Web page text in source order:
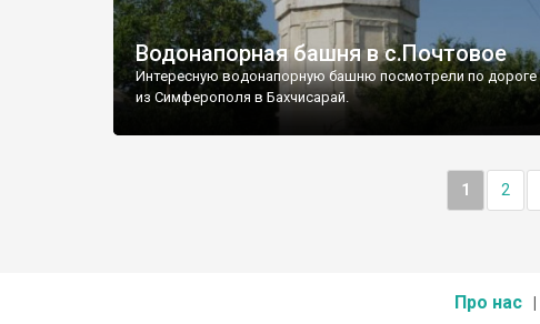
Водонапорная башня в с.Почтовое
Интересную водонапорную башню посмотрели по дороге
из Симферополя в Бахчисарай.
1 2
Про нас